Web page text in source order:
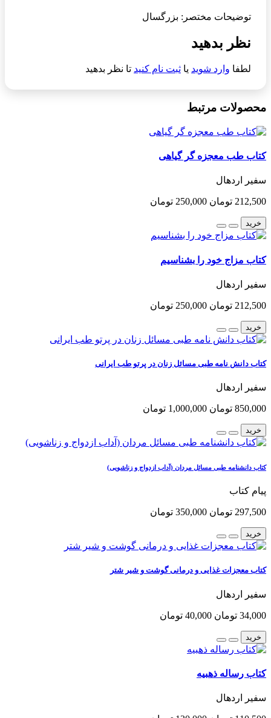
توضیحات مختصر: بزرگسال
نظر بدهید
لطفا وارد شوید یا ثبت نام کنید تا نظر بدهید
محصولات مرتبط
کتاب طب معجزه گر گیاهی
سفیر اردهال
212,500 تومان 250,000 تومان
خرید
کتاب مزاج خود را بشناسیم
سفیر اردهال
212,500 تومان 250,000 تومان
خرید
کتاب دانش نامه طبی مسائل زنان در پرتو طب ایرانی
سفیر اردهال
850,000 تومان 1,000,000 تومان
خرید
کتاب دانشنامه طبی مسائل مردان (آداب ازدواج و زناشویی)
پیام کتاب
297,500 تومان 350,000 تومان
خرید
کتاب معجزات غذایی و درمانی گوشت و شیر شتر
سفیر اردهال
34,000 تومان 40,000 تومان
خرید
کتاب رساله ذهبیه
سفیر اردهال